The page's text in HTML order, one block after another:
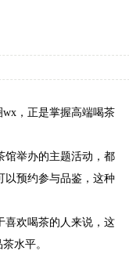
，正是掌握高端喝茶
馆举办的主题活动，都
以预约参与品鉴，这种
喜欢喝茶的人来说，这
水平。